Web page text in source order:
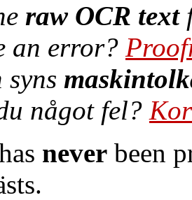
raw OCR text
an error?
något fel?
never been